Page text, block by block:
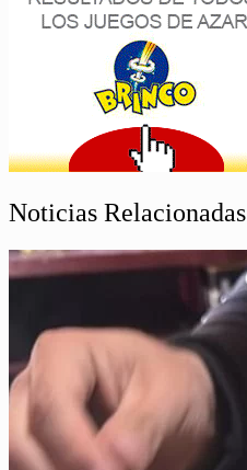
Noticias Relacionadas